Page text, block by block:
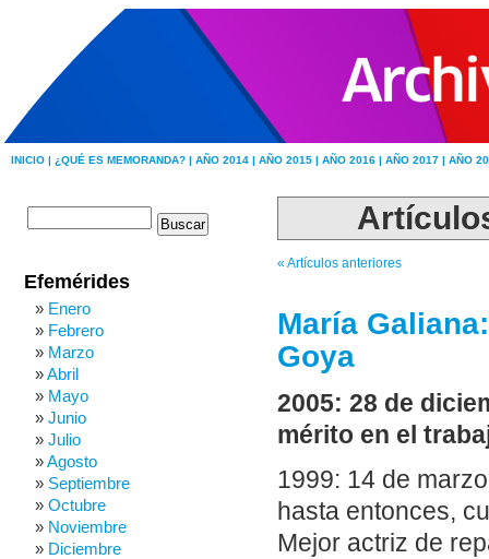
INICIO | ¿QUÉ ES MEMORANDA? | AÑO 2014 | AÑO 2015 | AÑO 2016 | AÑO 2017 | AÑO
« Artículos anteriores
María
Goya
2005: 28 de
mérito en el
1999: 14 de
hasta entonces,
Mejor actriz de
Efemérides
Enero
Febrero
Marzo
Abril
Mayo
Junio
Julio
Agosto
Septiembre
Octubre
Noviembre
Diciembre